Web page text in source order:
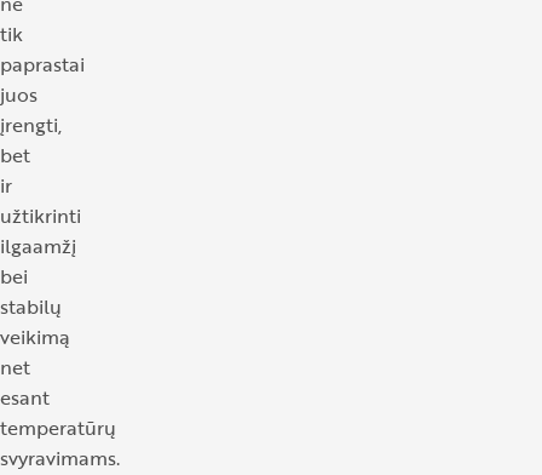
tik
paprastai
juos
įrengti,
bet
ir
užtikrinti
ilgaamžį
bei
stabilų
veikimą
net
esant
temperatūrų
svyravimams.